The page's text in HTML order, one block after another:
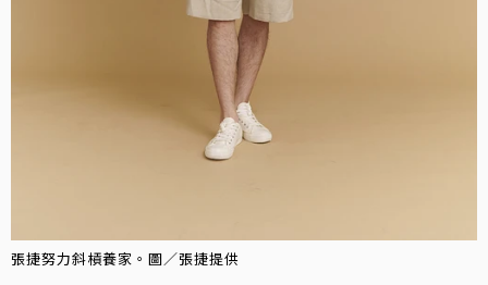
張捷努力斜槓養家。圖／張捷提供